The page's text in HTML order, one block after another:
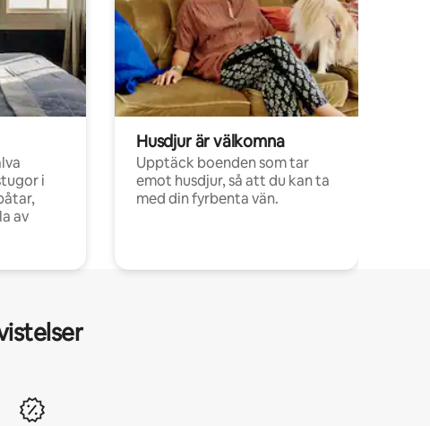
i
av
Husdjur är välkomna
Upptäck boenden som tar
emot husdjur, så att du kan ta
med din fyrbenta vän.